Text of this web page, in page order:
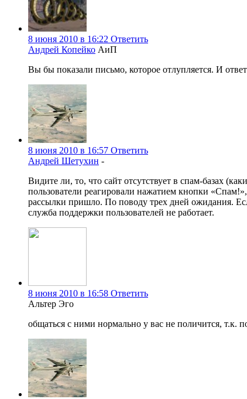
8 июня 2010 в 16:22 Ответить
Андрей Копейко АиП
Вы бы показали письмо, которое отлупляется. И
8 июня 2010 в 16:57 Ответить
Андрей Шетухин -
Видите ли, то, что сайт отсутствует в спам-базах
пользователи реагировали нажатием кнопки
рассылки пришло. По поводу трех дней ожидания.
служба поддержки пользователей не работает.
8 июня 2010 в 16:58 Ответить
Альтер Эго
общаться с ними нормально у вас не поличится, т.к.